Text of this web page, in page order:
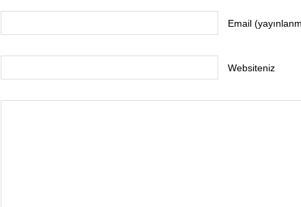
Email
Websiteniz